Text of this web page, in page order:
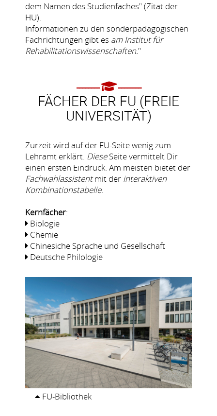
dem Namen des Studienfaches" (Zitat der
HU).
Informationen zu den sonderpädagogischen
Fachrichtungen gibt es am Institut für
Rehabilitationswissenschaften."
FÄCHER DER FU (FREIE
UNIVERSITÄT)
Zurzeit wird auf der FU-Seite wenig zum
Lehramt erklärt. DieseSeite vermittelt Dir
einen ersten Eindruck. Am meisten bietet der
Fachwahlassistentmit der interaktiven
Kombinationstabelle.
Kernfächer:
Biologie
Chemie
Chinesiche Sprache und Gesellschaft
Deutsche Philologie
FU-Bibliothek